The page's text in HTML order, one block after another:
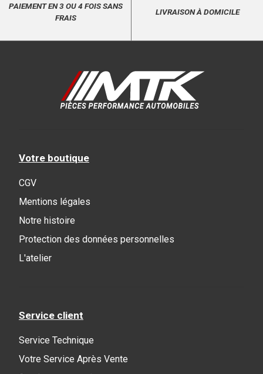
PAIEMENT EN 3 OU 4 FOIS SANS
FRAIS
LIVRAISON À DOMICILE
Votre boutique
CGV
Mentions légales
Notre histoire
Protection des données personnelles
L'atelier
Service client
Service Technique
Votre Service Après Vente